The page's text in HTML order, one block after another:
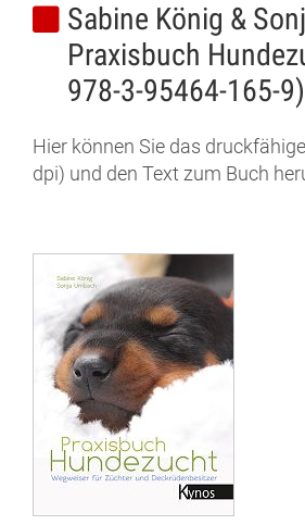
Sabine König &
Praxisbuch
978-3-95464-165-9)
Hier können Sie das
dpi) und den Text zum Buch